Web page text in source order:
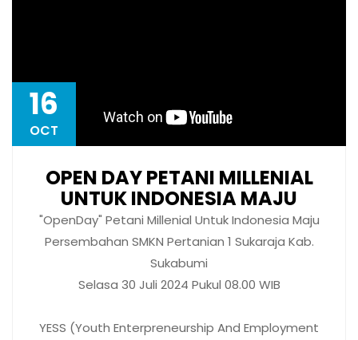
16
OCT
OPEN DAY PETANI MILLENIAL
UNTUK INDONESIA MAJU
"OpenDay" Petani Millenial Untuk Indonesia Maju
Persembahan SMKN Pertanian 1 Sukaraja Kab.
Sukabumi
Selasa 30 Juli 2024 Pukul 08.00 WIB
YESS (Youth Enterpreneurship And Employment